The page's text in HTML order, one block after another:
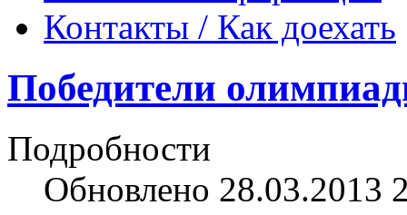
Контакты / Как доехать
Победители
Подробности
Обновлено 28.03.2013